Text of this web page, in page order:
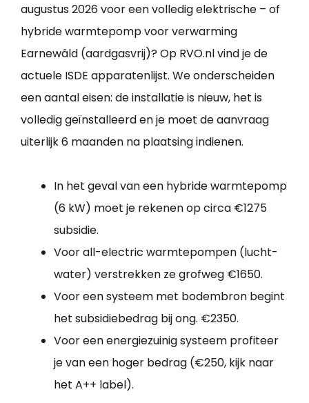
augustus 2026 voor een volledig elektrische – of
hybride warmtepomp voor verwarming
Earnewâld (aardgasvrij)? Op RVO.nl vind je de
actuele ISDE apparatenlijst. We onderscheiden
een aantal eisen: de installatie is nieuw, het is
volledig geïnstalleerd en je moet de aanvraag
uiterlijk 6 maanden na plaatsing indienen.
In het geval van een hybride warmtepomp
(6 kW) moet je rekenen op circa €1275
subsidie.
Voor all-electric warmtepompen (lucht-
water) verstrekken ze grofweg €1650.
Voor een systeem met bodembron begint
het subsidiebedrag bij ong. €2350.
Voor een energiezuinig systeem profiteer
je van een hoger bedrag (€250, kijk naar
het A++ label).